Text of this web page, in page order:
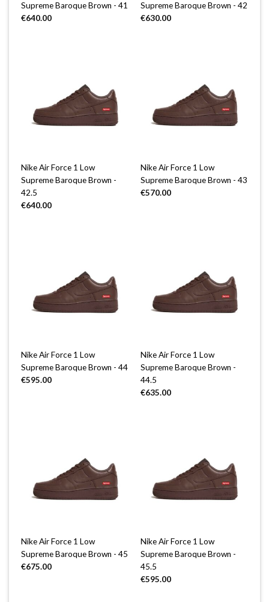
Supreme Baroque Brown - 41
€640.00
Supreme Baroque Brown - 42
€630.00
Nike Air Force 1 Low
Supreme Baroque Brown -
42.5
€640.00
Nike Air Force 1 Low
Supreme Baroque Brown - 43
€570.00
Nike Air Force 1 Low
Supreme Baroque Brown - 44
€595.00
Nike Air Force 1 Low
Supreme Baroque Brown -
44.5
€635.00
Nike Air Force 1 Low
Supreme Baroque Brown - 45
€675.00
Nike Air Force 1 Low
Supreme Baroque Brown -
45.5
€595.00